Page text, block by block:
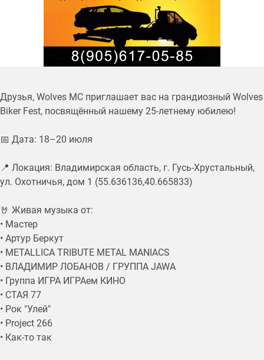
Друзья, Wolves MC приглашает вас на грандиозный Wolves
Biker Fest, посвящённый нашему 25-летнему юбилею!
📅 Дата: 18–20 июля
📍 Локация: Владимирская область, г. Гусь-Хрустальный,
ул. Охотничья, дом 1 (55.636136,40.665833)
🤘 Живая музыка от:
• Мастер
• Артур Беркут
• METALLICA TRIBUTE METAL MANIACS
• ВЛАДИМИР ЛОБАНОВ / ГРУППА JAWA
• Группа ИГРА ИГРАем КИНО
• СТАЯ 77
• Рок "Улей"
• Project 266
• Как-то так